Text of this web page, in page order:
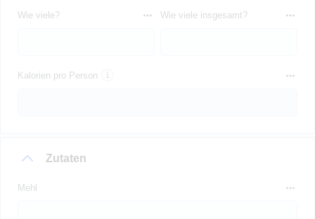
Wie viele? Wie viele insgesamt?
Kalorien pro Person
Zutaten
Mehl